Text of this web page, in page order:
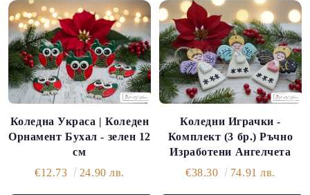
Коледна Украса | Коледен
Орнамент Бухал - зелен 12
см
€12.73
24.90 лв.
Коледни Играчки -
Комплект (3 бр.) Ръчно
Изработени Ангелчета
€38.30
74.91 лв.